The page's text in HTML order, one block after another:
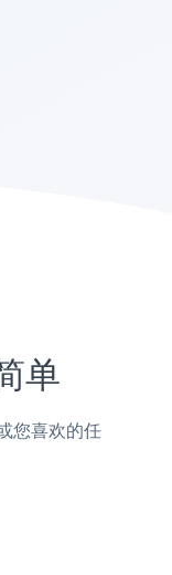
单
您喜欢的任